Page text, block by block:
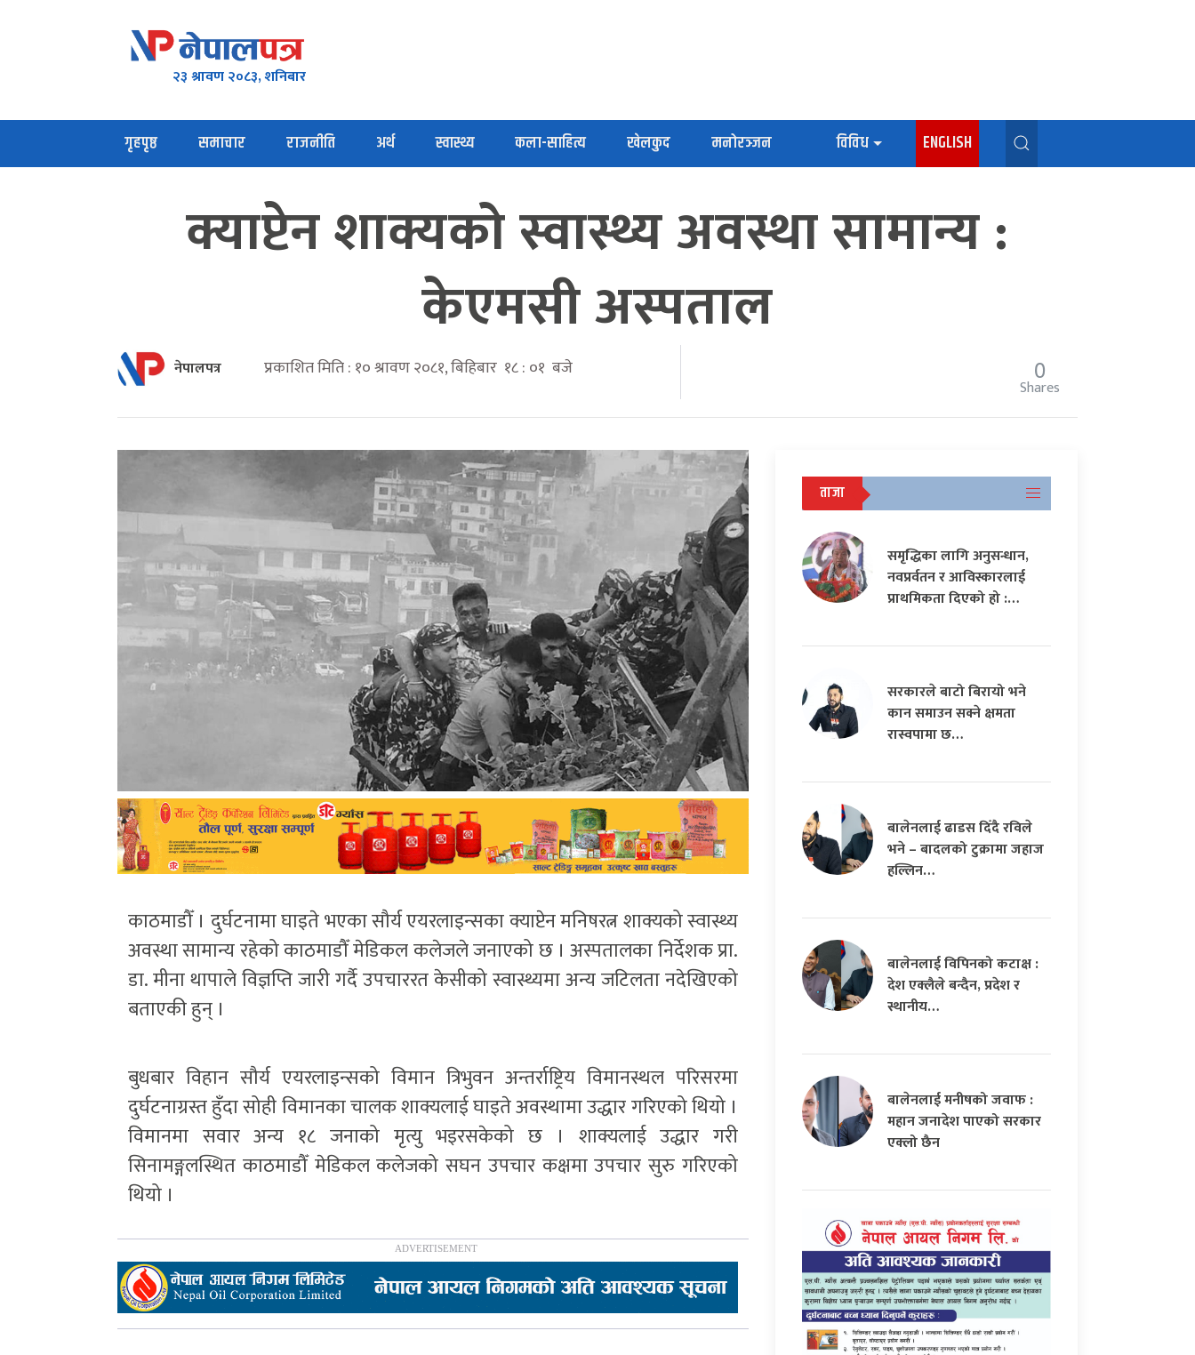
२३ श्रावण २०८३, शनिबार
गृहपृष्ठ समाचार राजनीति अर्थ स्वास्थ्य कला-साहित्य खेलकुद मनोरञ्जन विविध ENGLISH
क्याप्टेन शाक्यको स्वास्थ्य अवस्था सामान्य :
केएमसी अस्पताल
नेपालपत्र प्रकाशित मिति : १० श्रावण २०८१, बिहिबार १८ : ०१ बजे 0
Shares
काठमाडौँ । दुर्घटनामा घाइते भएका सौर्य एयरलाइन्सका क्याप्टेन मनिषरत्न शाक्यको स्वास्थ्य
अवस्था सामान्य रहेको काठमाडौँ मेडिकल कलेजले जनाएको छ । अस्पतालका निर्देशक प्रा.
डा. मीना थापाले विज्ञप्ति जारी गर्दै उपचाररत केसीको स्वास्थ्यमा अन्य जटिलता नदेखिएको
बताएकी हुन् ।
बुधबार विहान सौर्य एयरलाइन्सको विमान त्रिभुवन अन्तर्राष्ट्रिय विमानस्थल परिसरमा
दुर्घटनाग्रस्त हुँदा सोही विमानका चालक शाक्यलाई घाइते अवस्थामा उद्धार गरिएको थियो ।
विमानमा सवार अन्य १८ जनाको मृत्यु भइरसकेको छ । शाक्यलाई उद्धार गरी
सिनामङ्गलस्थित काठमाडौँ मेडिकल कलेजको सघन उपचार कक्षमा उपचार सुरु गरिएको
थियो ।
ताजा
समृद्धिका लागि अनुसन्धान,
नवप्रर्वतन र आविस्कारलाई
प्राथमिकता दिएको हो :…
सरकारले बाटो बिरायो भने
कान समाउन सक्ने क्षमता
रास्वपामा छ…
बालेनलाई ढाडस दिँदै रविले
भने – बादलको टुक्रामा जहाज
हल्लिन…
बालेनलाई विपिनको कटाक्ष :
देश एक्लैले बन्दैन, प्रदेश र
स्थानीय…
बालेनलाई मनीषको जवाफ :
महान जनादेश पाएको सरकार
एक्लो छैन